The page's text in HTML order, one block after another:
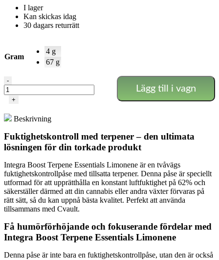
I lager
Kan skickas idag
30 dagars returrätt
Gram
4 g
67 g
62%
Integra
Boost
Essentials
Limonene
mängd
-
+
Lägg till i vagn
Beskrivning
Fuktighetskontroll med terpener – den ultimata
lösningen för din torkade produkt
Integra Boost Terpene Essentials Limonene är en tvåvägs
fuktighetskontrollpåse med tillsatta terpener. Denna påse är speciellt
utformad för att upprätthålla en konstant luftfuktighet på 62% och
säkerställer därmed att din cannabis eller andra växter förvaras på
rätt sätt, så du kan uppnå bästa kvalitet. Perfekt att använda
tillsammans med Cvault.
Få humörförhöjande och fokuserande fördelar med
Integra Boost Terpene Essentials Limonene
Denna påse är inte bara en fuktighetskontrollpåse, utan den är också